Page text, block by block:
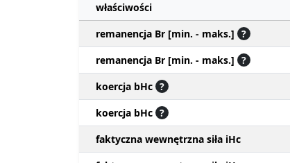
właściwości
remanencja Br [min. - maks.] ?
remanencja Br [min. - maks.] ?
koercja bHc ?
koercja bHc ?
faktyczna wewnętrzna siła iHc